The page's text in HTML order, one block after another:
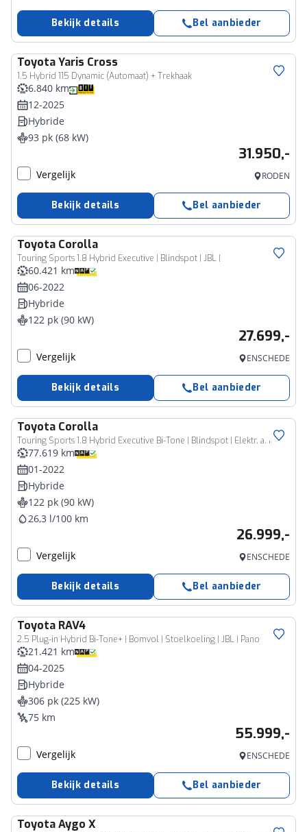
Bekijk details Bel aanbieder
ToyotaYaris Cross
1.5 Hybrid 115 Dynamic (Automaat) + Trekhaak
6.840 km
12-2025
Hybride
93 pk (68 kW)
31.950,-
Vergelijk RODEN
Bekijk details Bel aanbieder
Toyota Corolla
Touring Sports 1.8 Hybrid Executive | Blindspot | JBL |
60.421 km
06-2022
Hybride
122 pk (90 kW)
27.699,-
Vergelijk ENSCHEDE
Bekijk details Bel aanbieder
Toyota Corolla
Touring Sports 1.8 Hybrid Executive Bi-Tone | Blindspot | Elektr. a. klep | PDC
77.619 km
01-2022
Hybride
122 pk (90 kW)
26,3 l/100 km
26.999,-
Vergelijk ENSCHEDE
Bekijk details Bel aanbieder
Toyota RAV4
2.5 Plug-in Hybrid Bi-Tone+ | Bomvol | Stoelkoeling | JBL | Pano
21.421 km
04-2025
Hybride
306 pk (225 kW)
75 km
55.999,-
Vergelijk ENSCHEDE
Bekijk details Bel aanbieder
ToyotaAygo X